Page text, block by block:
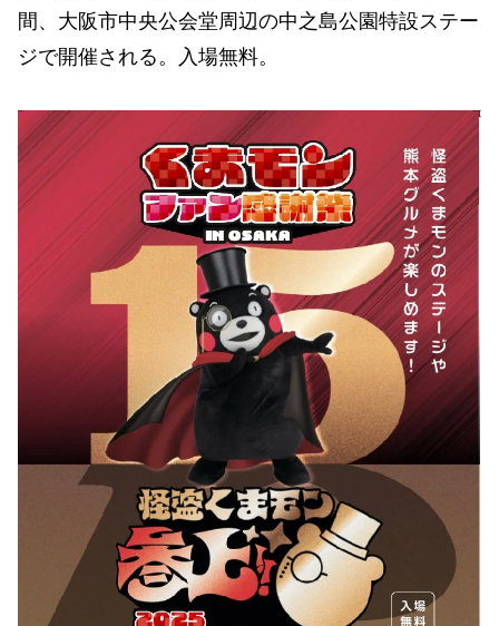
間、大阪市中央公会堂周辺の中之島公園特設ステー
ジで開催される。入場無料。